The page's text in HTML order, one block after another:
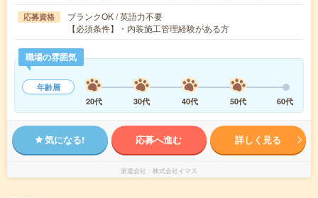
応募資格
ブランクOK / 英語力不要
【必須条件】・内装施工管理経験がある方
職場の雰囲気
年齢層
20代
30代 40代 50代 60代
気になる! 応募へ進む 詳しく見る
派遣会社 株式会社イマス